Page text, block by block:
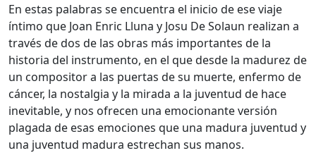
En estas palabras se encuentra el inicio de ese viaje
íntimo que Joan Enric Lluna y Josu De Solaun realizan a
través de dos de las obras más importantes de la
historia del instrumento, en el que desde la madurez de
un compositor a las puertas de su muerte, enfermo de
cáncer, la nostalgia y la mirada a la juventud de hace
inevitable, y nos ofrecen una emocionante versión
plagada de esas emociones que una madura juventud y
una juventud madura estrechan sus manos.